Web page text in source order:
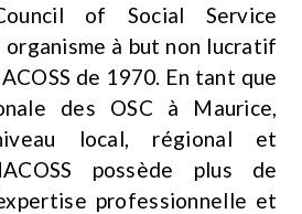
of Social Service
organisme à but non lucratif
de 1970. En tant que
des OSC à Maurice,
local, régional et
possède plus de
professionnelle et